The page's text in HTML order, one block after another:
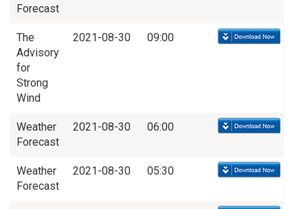
Forecast
The
Advisory
for
Strong
Wind
2021-08-30 09:00
Weather
Forecast
2021-08-30 06:00
Weather
Forecast
2021-08-30 05:30